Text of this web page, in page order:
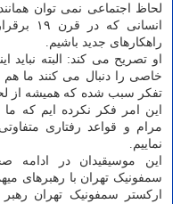
انسانی
راهکارهای جدید باشیم.
او تصریح می کند: البته نباید
خاصی را دنبال می کنند ما هم
تفکر سبب شده که همیشه از
این امر فکر نکرده ایم که
مرام و قواعد رفتاری
نماییم.
این موسیقیدان در ادامه
سمفونیک تهران با رهبرهای
ارکستر سمفونیک تهران